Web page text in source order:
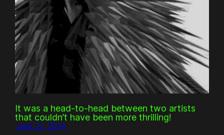
It was a head-to-head between two artists
that couldn’t have been more thrilling!
June 27, 2014